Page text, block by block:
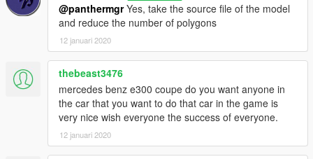
@panthermgrYes, take the source file of the model
and reduce the number of polygons
12 januari 2020
thebeast3476
mercedes benz e300 coupe do you want anyone in
the car that you want to do that car in the game is
very nice wish everyone the success of everyone.
12 januari 2020